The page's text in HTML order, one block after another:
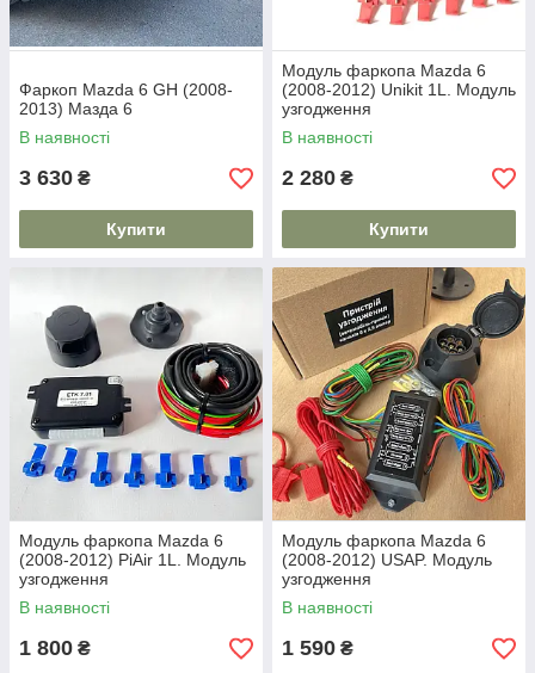
Фаркоп Mazda 6 GH (2008-
2013) Мазда 6
В наявності
3 630 ₴
Купити
Модуль фаркопа Mazda 6
(2008-2012) Unikit 1L. Модуль
узгодження
В наявності
2 280 ₴
Купити
Модуль фаркопа Mazda 6
(2008-2012) PiAir 1L. Модуль
узгодження
В наявності
1 800 ₴
Модуль фаркопа Mazda 6
(2008-2012) USAP. Модуль
узгодження
В наявності
1 590 ₴